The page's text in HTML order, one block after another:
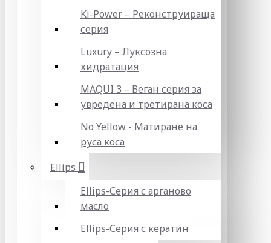
Ki-Power – Реконструираща
серия
Luxury – Луксозна
хидратация
MAQUI 3 – Веган серия за
увредена и третирана коса
No Yellow - Матиране на
руса коса
Ellips
Ellips-Серия с арганово
масло
Ellips-Серия с кератин